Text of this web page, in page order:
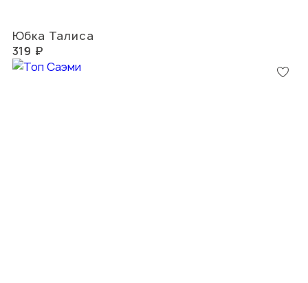
Юбка Талиса
319 ₽